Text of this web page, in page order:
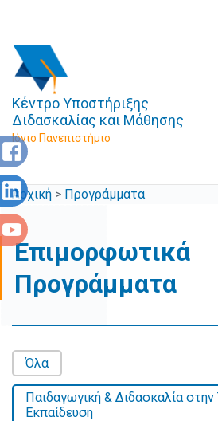
Κέντρο Υποστήριξης
Διδασκαλίας και Μάθησης
Ιόνιο Πανεπιστήμιο
Αρχική > Προγράμματα
Επιμορφωτικά
Προγράμματα
Όλα
Παιδαγωγική & Διδασκαλία στην
Εκπαίδευση